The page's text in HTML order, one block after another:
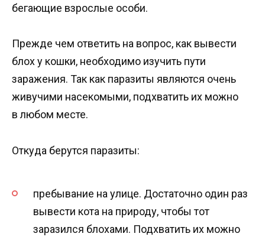
бегающие взрослые особи.
Прежде чем ответить на вопрос, как вывести
блох у кошки, необходимо изучить пути
заражения. Так как паразиты являются очень
живучими насекомыми, подхватить их можно
в любом месте.
Откуда берутся паразиты:
пребывание на улице. Достаточно один раз
вывести кота на природу, чтобы тот
заразился блохами. Подхватить их можно